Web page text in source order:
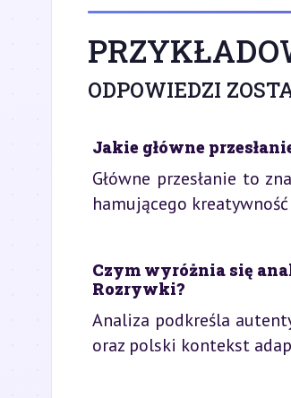
ODPOWIEDZI
Jakie główne
Główne przesłanie to
hamującego kreatywność
Czym wyróżnia się
Rozrywki?
Analiza podkreśla
oraz polski kontekst